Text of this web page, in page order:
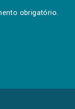
obrigatório.